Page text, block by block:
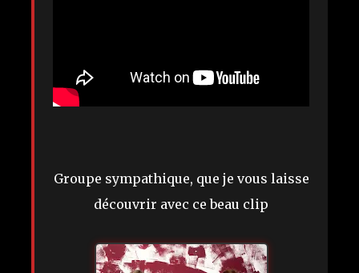
Groupe sympathique, que je vous laisse
découvrir avec ce beau clip